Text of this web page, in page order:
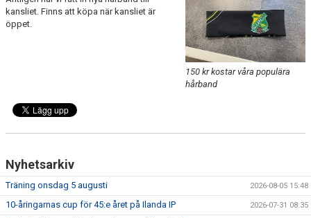
FRISPARKEN
SPONSORER
FÖRENINGSDOKUMENT
150 kr kostar våra populära
hårband
kansliet. Finns att köpa när kansliet är
öppet.
Nyhetsarkiv
Träning onsdag 5 augusti 2026-08-05 15:48
10-åringarnas cup för 45:e året på Ilanda IP 2026-07-31 08:35